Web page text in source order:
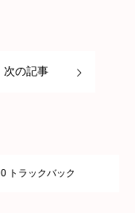
次の記事
0 トラックバック